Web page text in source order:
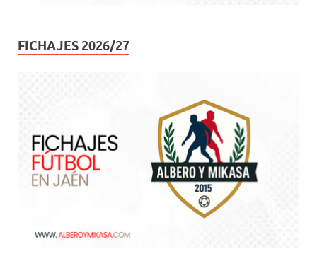
FICHAJES 2026/27